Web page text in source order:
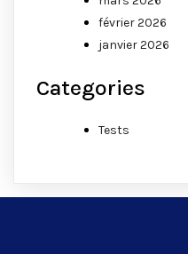
février 2026
janvier 2026
Categories
Tests